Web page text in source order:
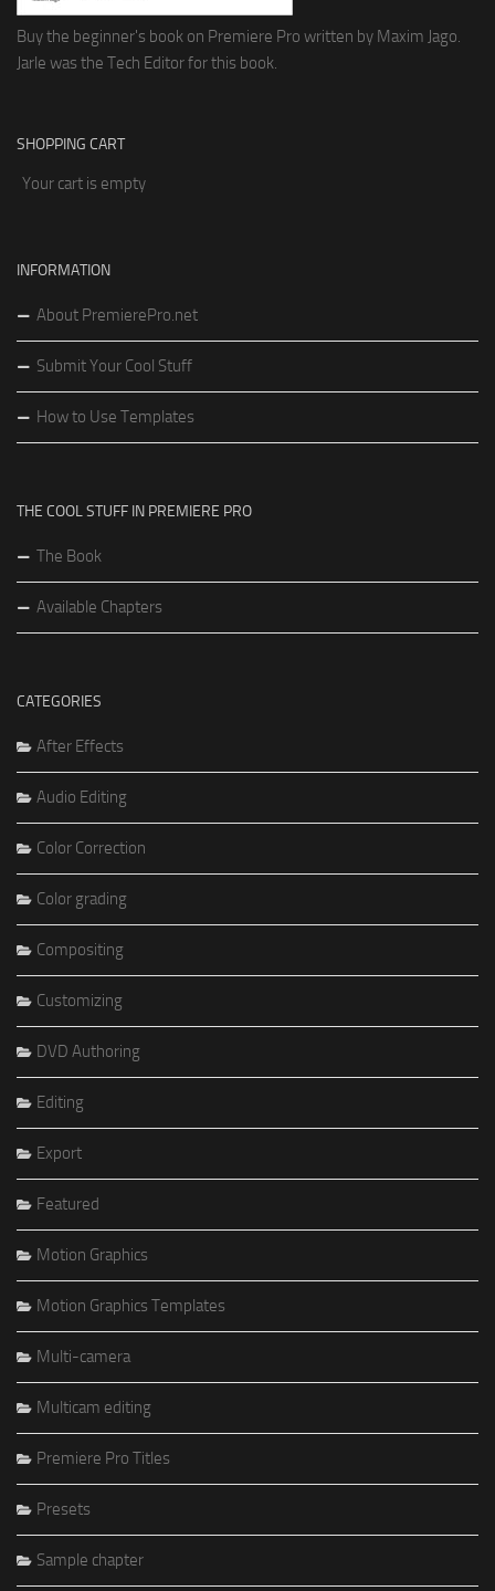
Buy the beginner's book on Premiere Pro written by Maxim Jago.
Jarle was the Tech Editor for this book.
SHOPPING CART
Your cart is empty
INFORMATION
About PremierePro.net
Submit Your Cool Stuff
How to Use Templates
THE COOL STUFF IN PREMIERE PRO
The Book
Available Chapters
CATEGORIES
After Effects
Audio Editing
Color Correction
Color grading
Compositing
Customizing
DVD Authoring
Editing
Export
Featured
Motion Graphics
Motion Graphics Templates
Multi-camera
Multicam editing
Premiere Pro Titles
Presets
Sample chapter